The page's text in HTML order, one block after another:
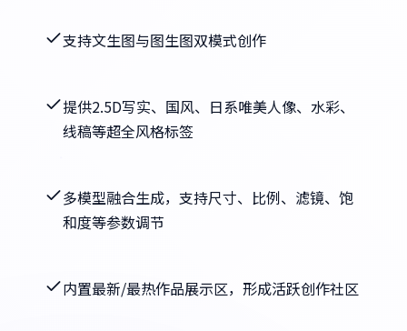
支持文生图与图生图双模式创作
提供2.5D写实、国风、日系唯美人像、水彩、
线稿等超全风格标签
多模型融合生成，支持尺寸、比例、滤镜、饱
和度等参数调节
内置最新/最热作品展示区，形成活跃创作社区